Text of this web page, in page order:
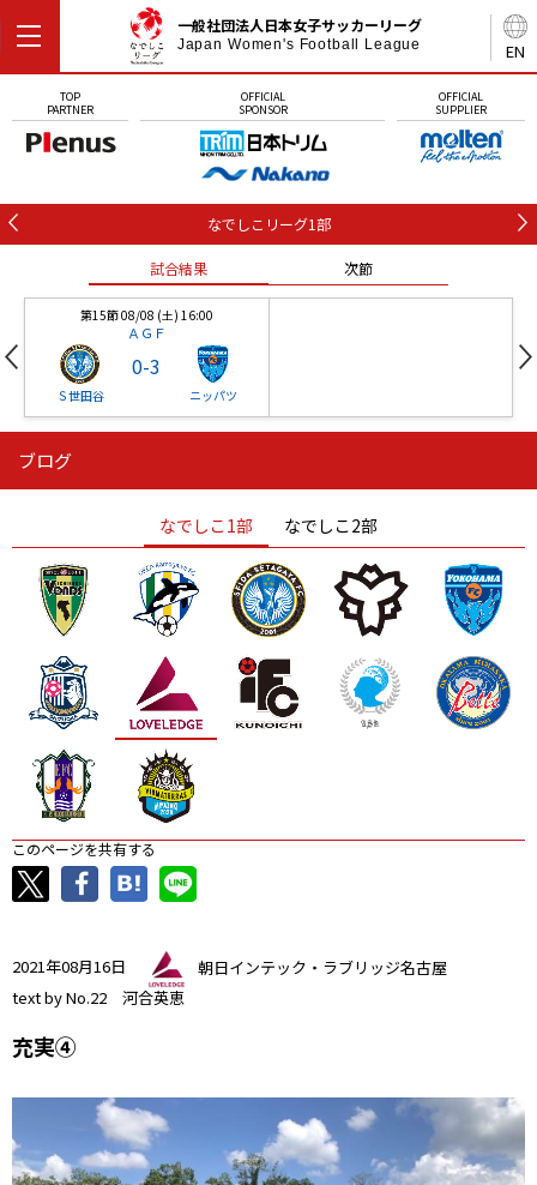
EN
一般社団法人日本女子サッカーリーグ
Japan Women's Football League
TOP
PARTNER
OFFICIAL
SPONSOR
OFFICIAL
SUPPLIER
なでしこリーグ1部
試合結果 次節
第15節 08/08 (土) 16:00
ＡＧＦ
Ｓ世田谷
0-3
ニッパツ
ニッパツ
ニッパツ 名古屋
石人の星
静岡 愛媛Ｌ
ブログ
なでしこ1部 なでしこ2部
このページを共有する
2021年08月16日
朝日インテック・ラブリッジ名古屋
text by No.22 河合英恵
充実④